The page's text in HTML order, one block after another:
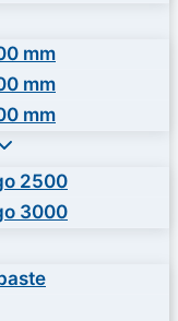
mm
mm
mm
2500
3000